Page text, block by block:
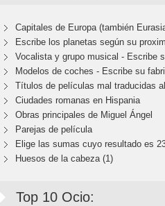
Capitales de Europa (también
Escribe los planetas según su
Vocalista y grupo musical - Escribe
Modelos de coches - Escribe su
Títulos de películas mal traducidas al
Ciudades romanas en Hispania
Obras principales de Miguel Ángel
Parejas de película
Elige las sumas cuyo resultado es
Huesos de la cabeza (1)
Top 10 Ocio: